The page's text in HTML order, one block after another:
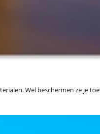
Wel beschermen ze je